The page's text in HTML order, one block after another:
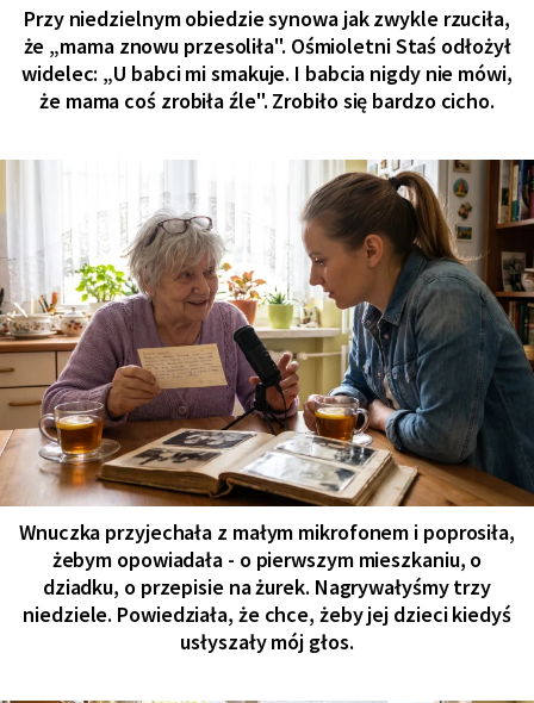
Przy niedzielnym obiedzie synowa jak zwykle rzuciła,
że „mama znowu przesoliła". Ośmioletni Staś odłożył
widelec: „U babci mi smakuje. I babcia nigdy nie mówi,
że mama coś zrobiła źle". Zrobiło się bardzo cicho.
Wnuczka przyjechała z małym mikrofonem i poprosiła,
żebym opowiadała - o pierwszym mieszkaniu, o
dziadku, o przepisie na żurek. Nagrywałyśmy trzy
niedziele. Powiedziała, że chce, żeby jej dzieci kiedyś
usłyszały mój głos.